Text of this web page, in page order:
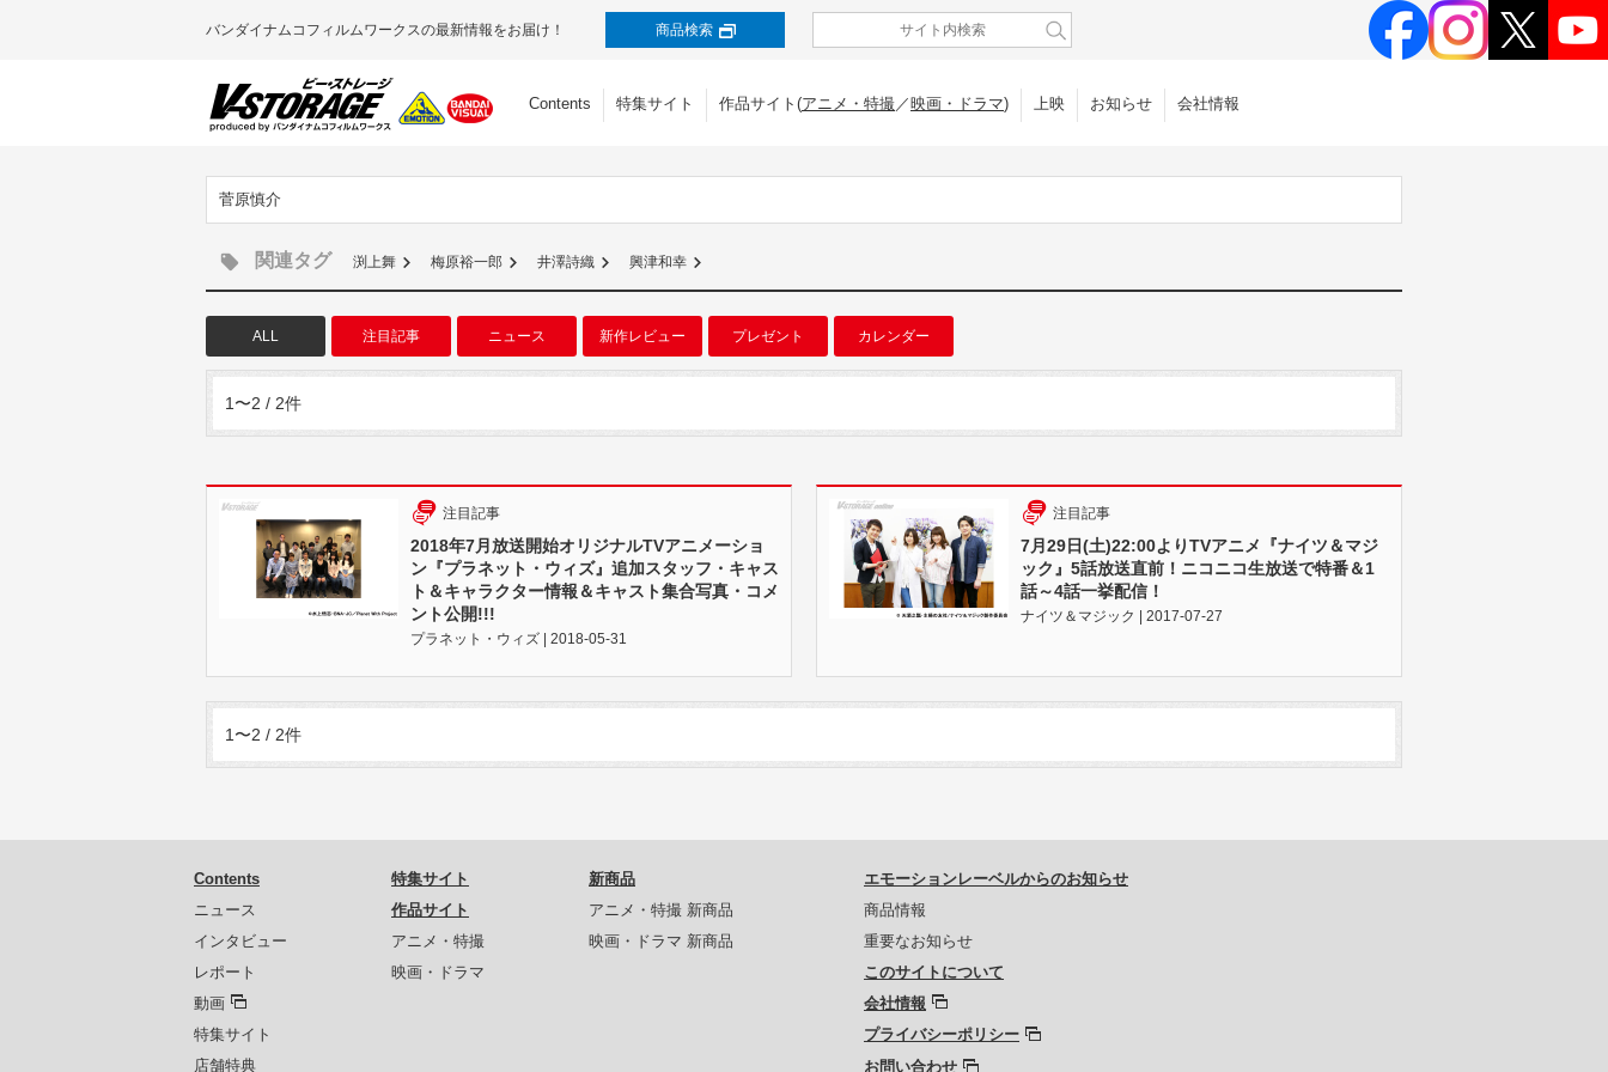
バンダイナムコフィルムワークスの最新情報をお届け！ 商品検索
Contents 特集サイト 作品サイト(アニメ・特撮／映画・ドラマ) 上映 お知らせ 会社情報
菅原慎介
関連タグ 渕上舞 梅原裕一郎 井澤詩織 興津和幸
ALL 注目記事 ニュース 新作レビュー プレゼント カレンダー
1〜2 / 2件
注目記事
2018年7月放送開始オリジナルTVアニメーショ
ン『プラネット・ウィズ』追加スタッフ・キャス
ト＆キャラクター情報＆キャスト集合写真・コメ
ント公開!!!
プラネット・ウィズ | 2018-05-31
注目記事
7月29日(土)22:00よりTVアニメ『ナイツ＆マジ
ック』5話放送直前！ニコニコ生放送で特番＆1
話～4話一挙配信！
ナイツ＆マジック | 2017-07-27
1〜2 / 2件
Contents
ニュース
インタビュー
レポート
動画
特集サイト
店舗特典
特集サイト
作品サイト
アニメ・特撮
映画・ドラマ
新商品
アニメ・特撮 新商品
映画・ドラマ 新商品
エモーションレーベルからのお知らせ
商品情報
重要なお知らせ
このサイトについて
会社情報
プライバシーポリシー
お問い合わせ